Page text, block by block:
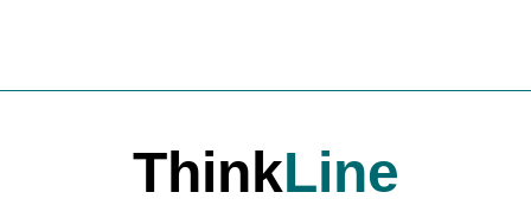
ThinkLine